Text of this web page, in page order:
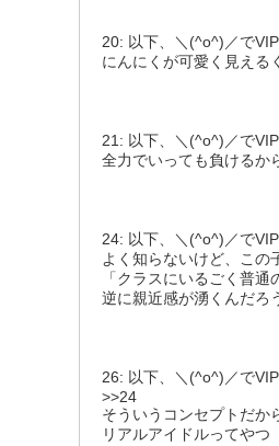
20: 以下、＼(^o^)／で
にんにくが可愛く見える
21: 以下、＼(^o^)／で
全力でいっても負けるか
24: 以下、＼(^o^)／で
よく知らないけど、この
「クラスにいるごく普
逆に親近感が湧くんだろ
26: 以下、＼(^o^)／で
>>24
そういうコンセプトだか
リアルアイドルってやつ